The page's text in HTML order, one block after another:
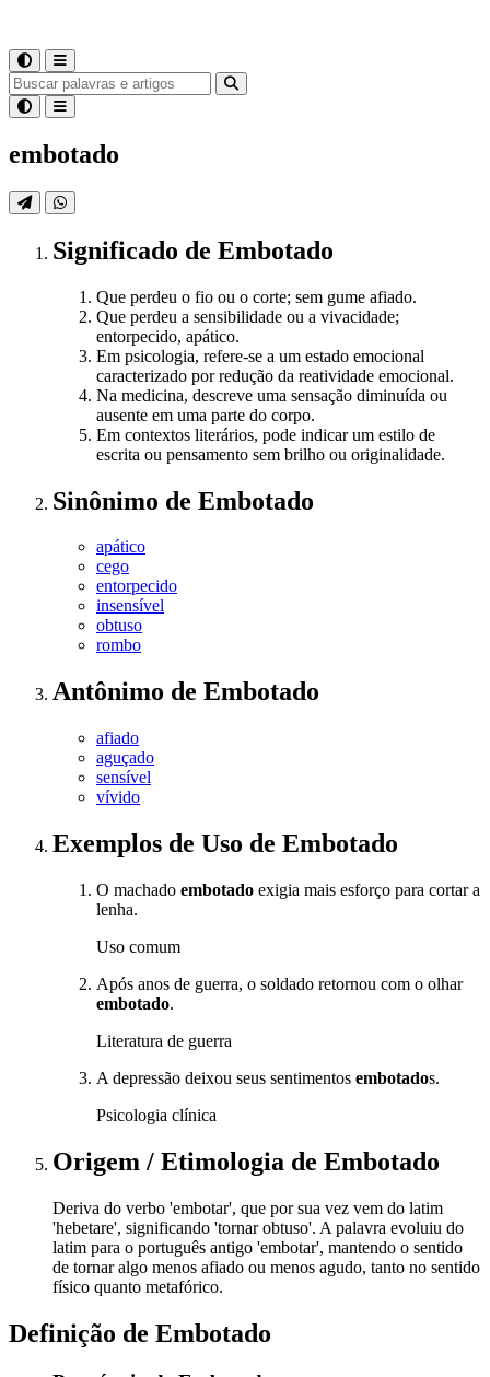
embotado
Significado de Embotado
Que perdeu o fio ou o corte; sem gume afiado.
Que perdeu a sensibilidade ou a vivacidade;
entorpecido, apático.
Em psicologia, refere-se a um estado emocional
caracterizado por redução da reatividade emocional.
Na medicina, descreve uma sensação diminuída ou
ausente em uma parte do corpo.
Em contextos literários, pode indicar um estilo de
escrita ou pensamento sem brilho ou originalidade.
Sinônimo de Embotado
apático
cego
entorpecido
insensível
obtuso
rombo
Antônimo de Embotado
afiado
aguçado
sensível
vívido
Exemplos de Uso de Embotado
O machado embotado exigia mais esforço para cortar a
lenha.
Uso comum
Após anos de guerra, o soldado retornou com o olhar
embotado.
Literatura de guerra
A depressão deixou seus sentimentos embotados.
Psicologia clínica
Origem / Etimologia de Embotado
Deriva do verbo 'embotar', que por sua vez vem do latim
'hebetare', significando 'tornar obtuso'. A palavra evoluiu do
latim para o português antigo 'embotar', mantendo o sentido
de tornar algo menos afiado ou menos agudo, tanto no sentido
físico quanto metafórico.
Definição de Embotado